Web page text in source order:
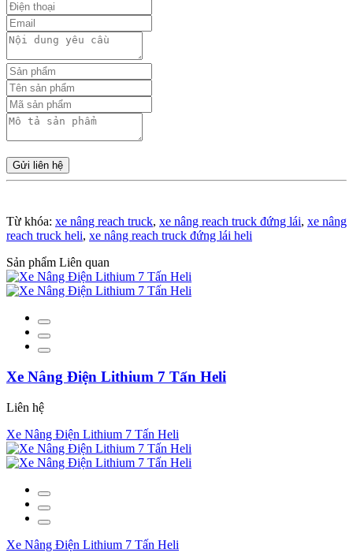
Gửi liên hệ
Từ khóa: xe nâng reach truck, xe nâng reach truck đứng lái, xe nâng
reach truck heli, xe nâng reach truck đứng lái heli
Sản phẩm Liên quan
Xe Nâng Điện Lithium 7 Tấn Heli
Liên hệ
Xe Nâng Điện Lithium 7 Tấn Heli
Xe Nâng Điện Lithium 7 Tấn Heli